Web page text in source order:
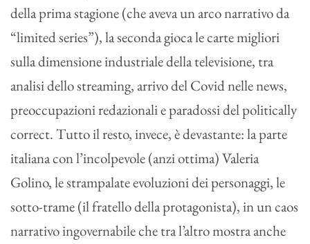
della prima stagione (che aveva un arco narrativo da
“limited series”), la seconda gioca le carte migliori
sulla dimensione industriale della televisione, tra
analisi dello streaming, arrivo del Covid nelle news,
preoccupazioni redazionali e paradossi del politically
correct. Tutto il resto, invece, è devastante: la parte
italiana con l’incolpevole (anzi ottima) Valeria
Golino, le strampalate evoluzioni dei personaggi, le
sotto-trame (il fratello della protagonista), in un caos
narrativo ingovernabile che tra l’altro mostra anche